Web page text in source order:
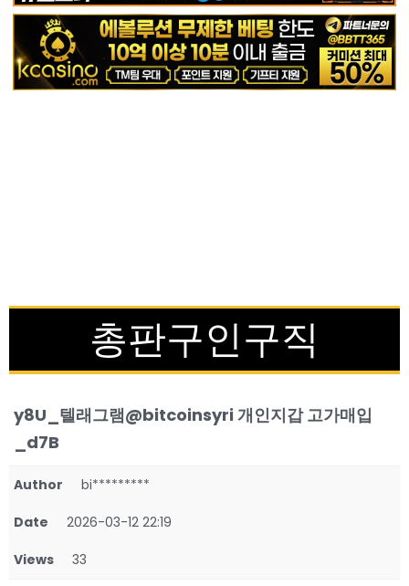
총판구인구직
y8U_텔래그램@bitcoinsyri 개인지갑 고가매입
_d7B
Author bi*********
Date 2026-03-12 22:19
Views 33